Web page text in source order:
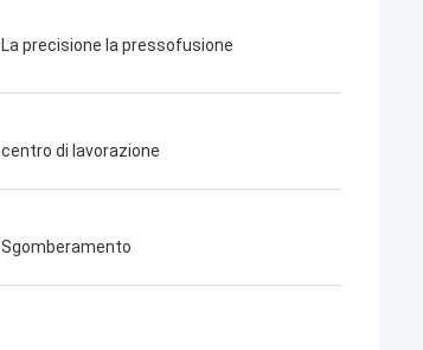
La precisione la pressofusione
centro di lavorazione
Sgomberamento